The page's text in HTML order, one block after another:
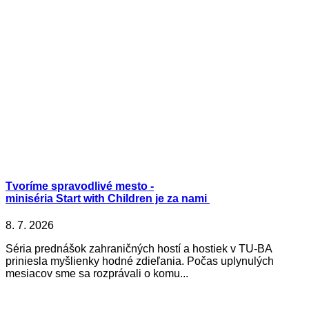
Tvoríme spravodlivé mesto -
miniséria Start with Children je za nami
8. 7. 2026
Séria prednášok zahraničných hostí a hostiek v TU-BA
priniesla myšlienky hodné zdieľania. Počas uplynulých
mesiacov sme sa rozprávali o komu...